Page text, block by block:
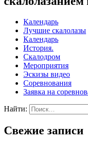
Календарь
Лучшие скалолазы
Календарь
История.
Скалодром
Мероприятия
Эскизы видео
Соревнования
Заявка на
Найти:
Свежие записи